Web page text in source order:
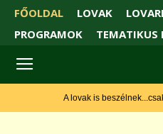
FŐOLDAL LOVAK
PROGRAMOK
TEMATIKUS
A lovak is